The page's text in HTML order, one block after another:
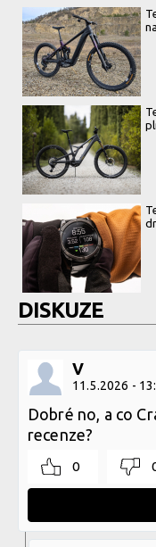
DISKUZE
V
11.5.2026 -
Dobré no, a co
recenze?
0